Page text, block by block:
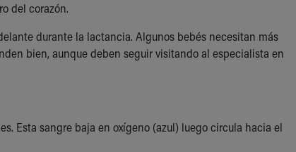
del corazón.
durante la lactancia. Algunos bebés necesitan más
bien, aunque deben seguir visitando al especialista en
Esta sangre baja en oxígeno (azul) luego circula hacia el